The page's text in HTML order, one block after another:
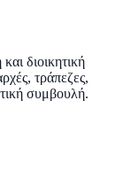
διοικητική
τράπεζες,
συμβουλή.